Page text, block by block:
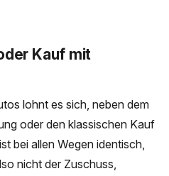
Kauf mit
lohnt es sich, neben dem
oder den klassischen Kauf
bei allen Wegen identisch,
nicht der Zuschuss,